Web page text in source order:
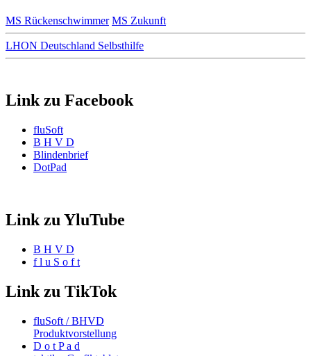
MS Rückenschwimmer MS Zukunft
LHON Deutschland Selbsthilfe
Link zu Facebook
fluSoft
B H V D
Blindenbrief
DotPad
Link zu YluTube
B H V D
f l u S o f t
Link zu TikTok
fluSoft / BHVD
Produktvorstellung
D o t P a d